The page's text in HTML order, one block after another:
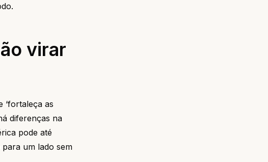
virar
‘fortaleça as
diferenças na
pode até
um lado sem